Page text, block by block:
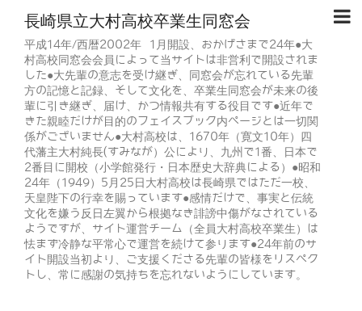
長崎県立大村高校卒業生同窓会
平成14年/西暦2002年 1月開設、おかげさまで24年●大
村高校同窓会会員によって当サイトは非営利で開設されま
した●大先輩の意志を受け継ぎ、同窓会が忘れている先輩
方の記憶と記録、そして文化を、卒業生同窓会が未来の後
輩に引き継ぎ、届け、かつ情報共有する役目です●近年で
きた親睦だけが目的のフェイスブック内ページとは一切関
係がございません●大村高校は、1670年（寛文10年）四
代藩主大村純長(すみなが）公により、九州で1番、日本で
2番目に開校（小学館発行・日本歴史大辞典による）●昭和
24年（1949）5月25日大村高校は長崎県ではただ一校、
天皇陛下の行幸を賜っています●感情だけで、事実と伝統
文化を嫌う反日左翼から根拠なき誹謗中傷がなされている
ようですが、サイト運営チーム（全員大村高校卒業生）は
怯まず冷静な平常心で運営を続けて参ります●24年前のサ
イト開設当初より、ご支援くださる先輩の皆様をリスペク
トし、常に感謝の気持ちを忘れないようにしています。